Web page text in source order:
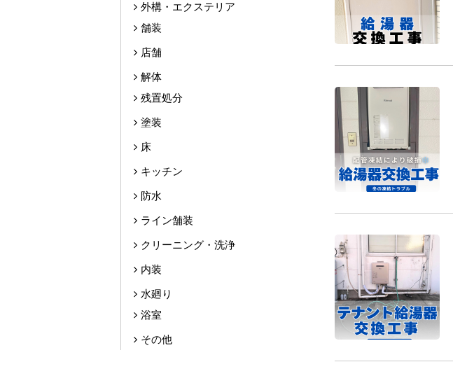
外構・エクステリア
舗装
店舗
解体
残置処分
塗装
床
キッチン
防水
ライン舗装
クリーニング・洗浄
内装
水廻り
浴室
その他